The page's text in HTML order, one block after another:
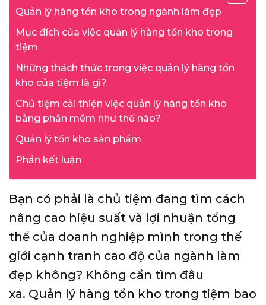
Quản lý hàng tồn kho trong ngành làm đẹp
Mục đích của việc quản lý hàng tồn kho trong
tiệm
Những thách thức trong việc quản lý hàng tồn
kho của tiệm là gì?
Chủ tiệm cải thiện việc quản lý hàng tồn kho
bằng phần mềm như thế nào?
Quản lý tồn kho sản phẩm
Phần kết luận
Bạn có phải là chủ tiệm đang tìm cách
nâng cao hiệu suất và lợi nhuận tổng
thể của doanh nghiệp mình trong thế
giới cạnh tranh cao độ của ngành làm
đẹp không? Không cần tìm đâu
xa. Quản lý hàng tồn kho trong tiệm bao